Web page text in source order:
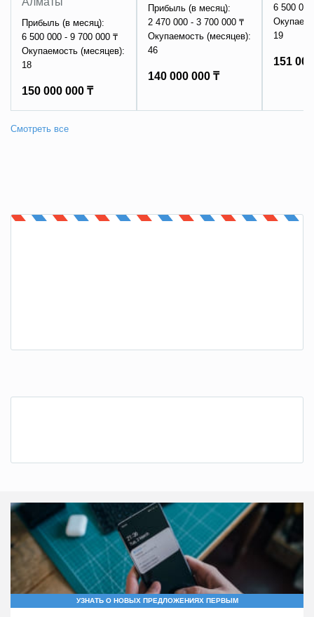
Прибыль (в месяц):
6 500 000 - 9 700 000 ₸
Окупаемость (месяцев):
18
150 000 000 ₸
Прибыль (в месяц):
2 470 000 - 3 700 000 ₸
Окупаемость (месяцев):
46
140 000 000 ₸
6 500
19
151